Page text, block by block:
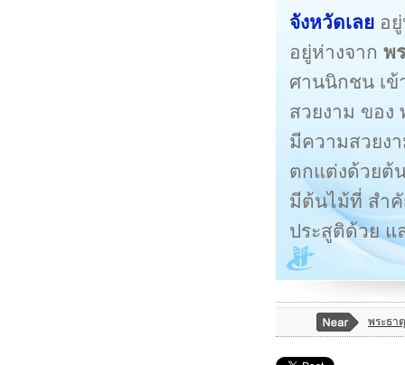
จังหวัดเลย อ
อยู่ห่างจาก พ
ศานนิกชน เข้
สวยงาม ของ
มีความสวยง
ตกแต่งด้วยต้
มีต้นไม้ที่ สำ
ประสูติด้วย แ
พระธา